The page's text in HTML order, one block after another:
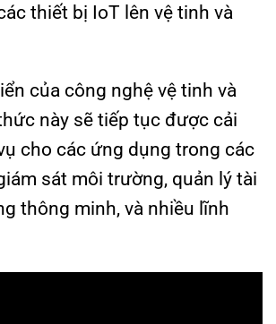
thiết bị IoT lên vệ tinh và
của công nghệ vệ tinh và
này sẽ tiếp tục được cải
cho các ứng dụng trong các
sát môi trường, quản lý tài
thông minh, và nhiều lĩnh